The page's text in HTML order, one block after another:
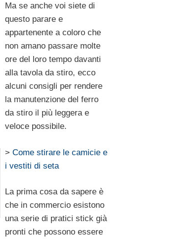
Ma se anche voi siete di
questo parare e
appartenente a coloro che
non amano passare molte
ore del loro tempo davanti
alla tavola da stiro, ecco
alcuni consigli per rendere
la manutenzione del ferro
da stiro il più leggera e
veloce possibile.
> Come stirare le camicie e
i vestiti di seta
La prima cosa da sapere è
che in commercio esistono
una serie di pratici stick già
pronti che possono essere